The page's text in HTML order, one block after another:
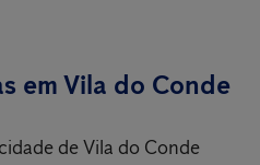
em Vila do Conde
de Vila do Conde